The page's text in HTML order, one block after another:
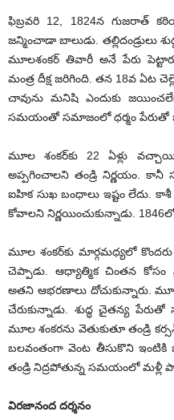
ఫిబ్రవరి 12, 1824న గుజరాత్‌
జన్మించాడా బాలుడు. తల్లిదండ్రులు
మూలశంకర్‌ ‌తివారీ అనే పేరు
మంత్ర దీక్ష జరిగింది. తన 18వ ఏట
చావును మనిషి ఎందుకు
సమయంతో సమాజంలో ధర్మం పేరుతో
మూల శంకర్‌కు 22 ఏళ్లు
అప్పగించాలని తండ్రి నిర్ణయం. కానీ
ఐహిక సుఖ బంధాలు ఇష్టం లేదు. కాశీ
కోవాలని నిర్ణయించుకున్నాడు.
మూల శంకర్‌కు మార్గమధ్యలో
చెప్పాడు. ఆధ్యాత్మిక చింతన కోసం
అతని ఆభరణాలు దోచుకున్నారు.
‌చేరుకున్నాడు. శుద్ధ చైతన్య
మూల శంకరను వెతుకుతూ తండ్రి
బలవంతంగా వెంట తీసుకొని
తండ్రి నిద్రపోతున్న సమయంలో
‌విరజానంద దర్శనం